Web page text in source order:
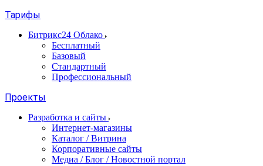
Тарифы
Битрикс24 Облако
Бесплатный
Базовый
Стандартный
Профессиональный
Проекты
Разработка и сайты
Интернет-магазины
Каталог / Витрина
Корпоративные сайты
Медиа / Блог / Новостной портал